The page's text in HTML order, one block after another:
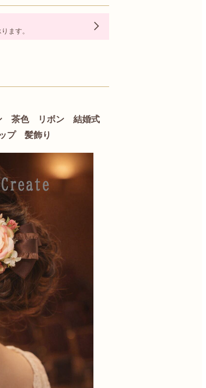
ます。
ン 茶色 リボン 結婚式
プ 髪飾り